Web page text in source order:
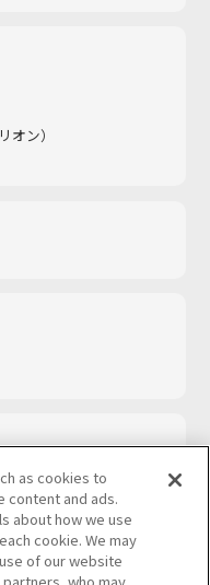
ン）​
as cookies to
content and ads.
about how we use
cookie. We may
of our website